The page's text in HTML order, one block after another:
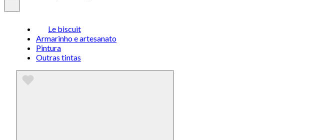
Le biscuit
Armarinho e artesanato
Pintura
Outras tintas